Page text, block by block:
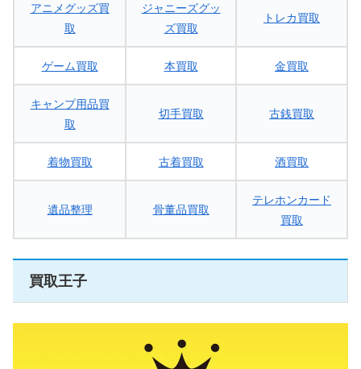
アニメグッズ買
取
ジャニーズグッ
ズ買取
トレカ買取
ゲーム買取 本買取 金買取
キャンプ用品買
取
切手買取 古銭買取
着物買取 古着買取 酒買取
遺品整理 骨董品買取
テレホンカード
買取
買取王子